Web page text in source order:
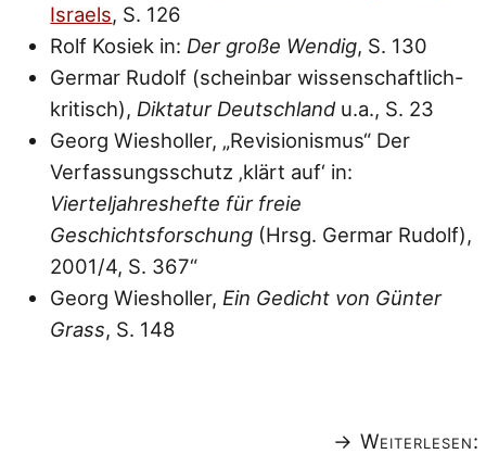
Israels, S. 126
Rolf Kosiek in: Der große Wendig, S. 130
Germar Rudolf (scheinbar wissenschaftlich-
kritisch), Diktatur Deutschland u.a., S. 23
Georg Wiesholler, „Revisionismus“ Der
Verfassungsschutz ‚klärt auf‘ in:
Vierteljahreshefte für freie
Geschichtsforschung (Hrsg. Germar Rudolf),
2001/4, S. 367“
Georg Wiesholler, Ein Gedicht von Günter
Grass, S. 148
→ Weiterlesen: